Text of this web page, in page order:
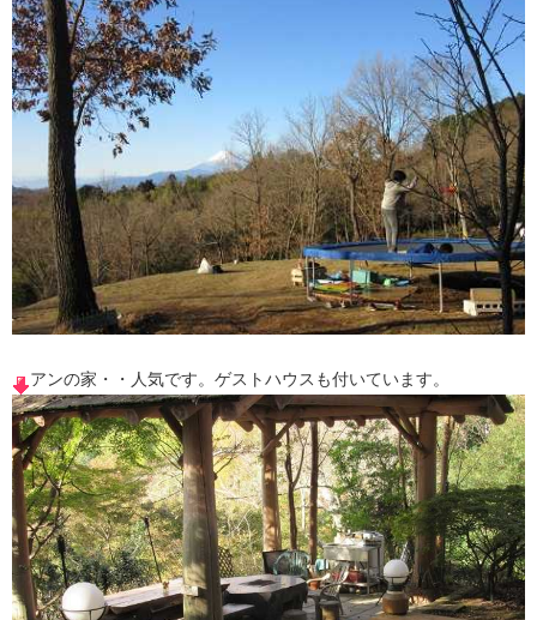
アンの家・・人気です。ゲストハウスも付いています。